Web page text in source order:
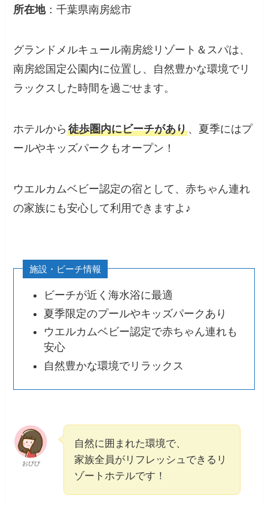
所在地：千葉県南房総市
グランドメルキュール南房総リゾート＆スパは、
南房総国定公園内に位置し、自然豊かな環境でリ
ラックスした時間を過ごせます。​
ホテルから徒歩圏内にビーチがあり、夏季にはプ
ールやキッズパークもオープン！
ウエルカムベビー認定の宿として、赤ちゃん連れ
の家族にも安心して利用できますよ♪
施設・ビーチ情報
ビーチが近く海水浴に最適​
夏季限定のプールやキッズパークあり​
ウエルカムベビー認定で赤ちゃん連れも
安心​
自然豊かな環境でリラックス
おぴぴ
自然に囲まれた環境で、
家族全員がリフレッシュできるリ
ゾートホテルです！